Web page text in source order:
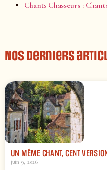
Chants Chasseurs :
Nos derniers
UN MÊME CHANT, CENT
juin 9, 2026